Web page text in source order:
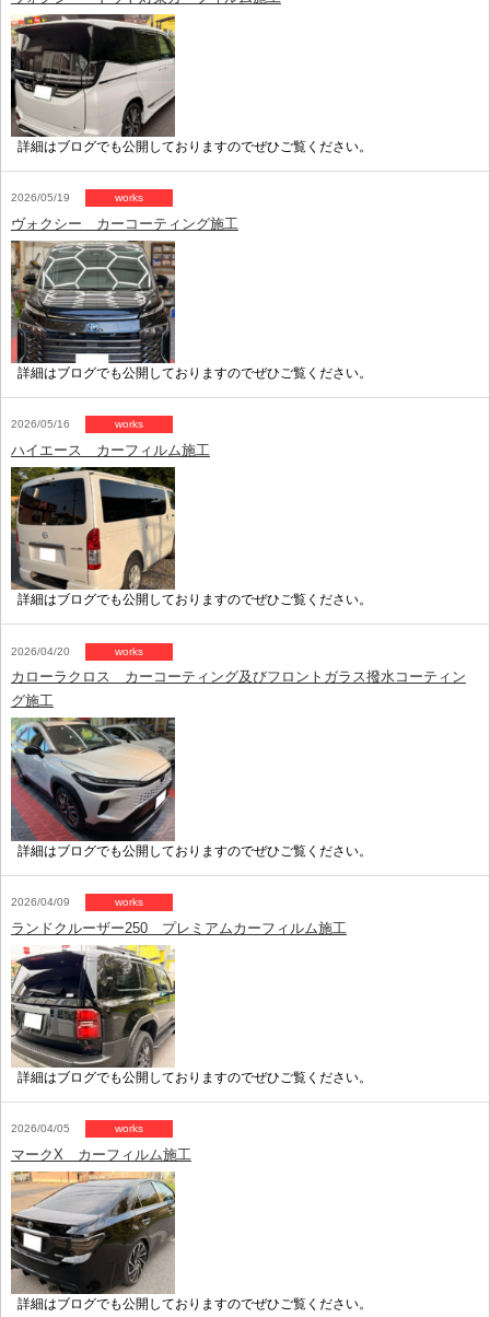
詳細はブログでも公開しておりますのでぜひご覧ください。
2026/05/19 works
ヴォクシー カーコーティング施工
詳細はブログでも公開しておりますのでぜひご覧ください。
2026/05/16 works
ハイエース カーフィルム施工
詳細はブログでも公開しておりますのでぜひご覧ください。
2026/04/20 works
カローラクロス カーコーティング及びフロントガラス撥水コーティン
グ施工
詳細はブログでも公開しておりますのでぜひご覧ください。
2026/04/09 works
ランドクルーザー250 プレミアムカーフィルム施工
詳細はブログでも公開しておりますのでぜひご覧ください。
2026/04/05 works
マークX カーフィルム施工
詳細はブログでも公開しておりますのでぜひご覧ください。